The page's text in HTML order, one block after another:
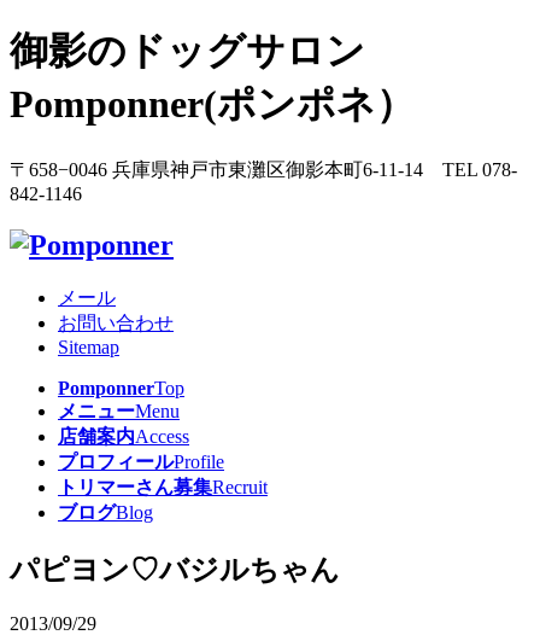
御影のドッグサロン
Pomponner(ポンポネ）
〒658−0046 兵庫県神戸市東灘区御影本町6-11-14 TEL 078-
842-1146
メール
お問い合わせ
Sitemap
PomponnerTop
メニューMenu
店舗案内Access
プロフィールProfile
トリマーさん募集Recruit
ブログBlog
パピヨン♡バジルちゃん
2013/09/29